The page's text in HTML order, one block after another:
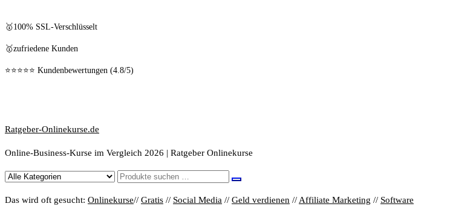
🥇100% SSL-Verschlüsselt
🥇zufriedene Kunden
⭐⭐⭐⭐⭐ Kundenbewertungen (4.8/5)
Ratgeber-Onlinekurse.de
Online-Business-Kurse im Vergleich 2026 | Ratgeber Onlinekurse
Das wird oft gesucht: Onlinekurse// Gratis // Social Media // Geld verdienen // Affiliate Marketing // Software